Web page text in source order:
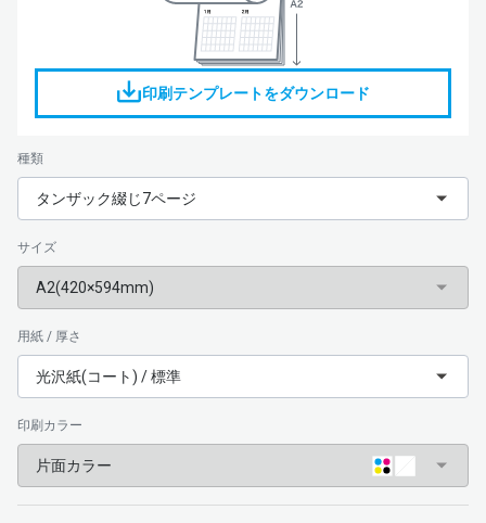
印刷テンプレートをダウンロード
種類
タンザック綴じ7ページ
サイズ
A2(420×594mm)
用紙 / 厚さ
光沢紙(コート) / 標準
印刷カラー
片面カラー